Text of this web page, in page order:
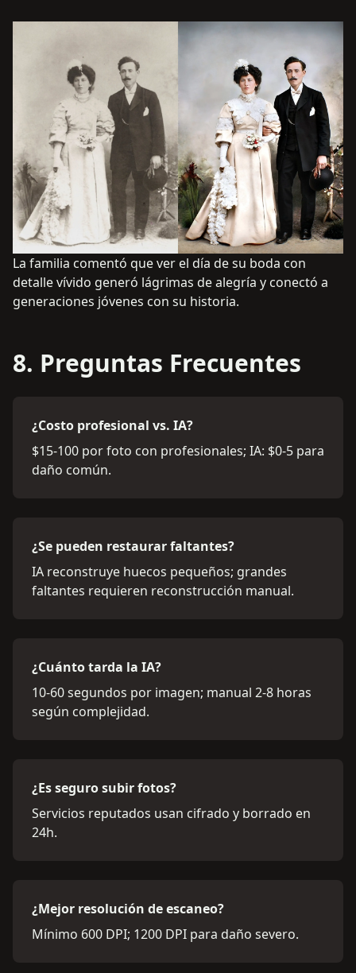
La familia comentó que ver el día de su boda con
detalle vívido generó lágrimas de alegría y conectó a
generaciones jóvenes con su historia.
8. Preguntas Frecuentes
¿Costo profesional vs. IA?
$15-100 por foto con profesionales; IA: $0-5 para
daño común.
¿Se pueden restaurar faltantes?
IA reconstruye huecos pequeños; grandes
faltantes requieren reconstrucción manual.
¿Cuánto tarda la IA?
10-60 segundos por imagen; manual 2-8 horas
según complejidad.
¿Es seguro subir fotos?
Servicios reputados usan cifrado y borrado en
24h.
¿Mejor resolución de escaneo?
Mínimo 600 DPI; 1200 DPI para daño severo.